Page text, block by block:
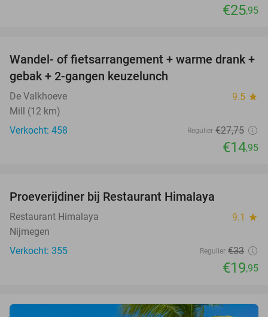
€25,95
46%
Wandel- of fietsarrangement + warme drank +
gebak + 2-gangen keuzelunch
De Valkhoeve 9.5 star
Mill (12 km)
Verkocht: 458
Regulier €27,75
€14,95
Proeverijdiner bij Restaurant Himalaya
Restaurant Himalaya 9.1 star
Nijmegen
Verkocht: 355
Regulier €33
€19,95